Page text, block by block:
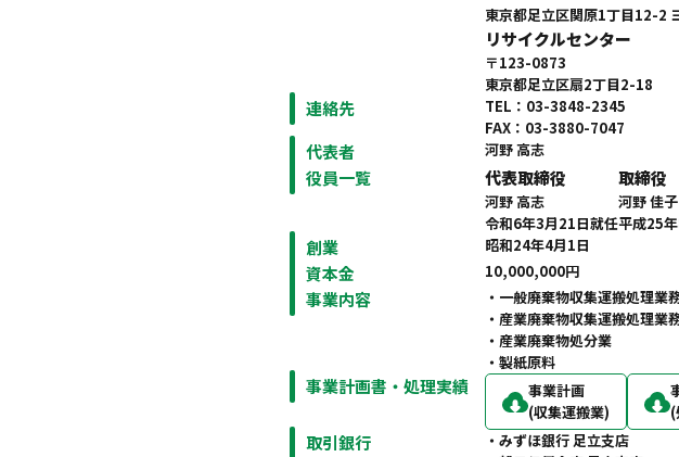
東京都足立区関原1丁目12-2
リサイクルセンター
〒123-0873
東京都足立区扇2丁目2-18
連絡先
TEL：03-3848-2345
FAX：03-3880-7047
代表者 河野 高志
役員一覧 代表取締役
河野 高志
令和6年3月21日就任
取締役
河野 佳子
平成25
創業 昭和24年4月1日
資本金 10,000,000円
事業内容
・一般廃棄物収集運搬処理業
・産業廃棄物収集運搬処理業
・産業廃棄物処分業
・製紙原料
事業計画書・処理実績
事業計画
(収集運搬業)
取引銀行
・みずほ銀行 足立支店